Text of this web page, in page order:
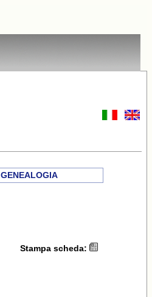
GENEALOGIA
Stampa scheda: